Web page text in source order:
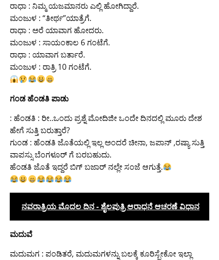
ರಾಧಾ : ನಿಮ್ಮ ಯಜಮಾನರು ಎಲ್ಲಿ ಹೋಗಿದ್ದಾರೆ.
ಮಂಜುಳ : “ತೀರ್ಥ”ಯಾತ್ರೆಗೆ.
ರಾಧಾ : ಅರೆ ಯಾವಾಗ ಹೋದರು.
ಮಂಜುಳ : ಸಾಯಂಕಾಲ 6 ಗಂಟೆಗೆ.
ರಾಧಾ : ಯಾವಾಗ ಬರ್ತಾರೆ.
ಮಂಜುಳ : ರಾತ್ರಿ 10 ಗಂಟೆಗೆ.
ಗಂಡ ಹೆಂಡತಿ ಪಾಡು
: ಹೆಂಡತಿ : ರೀ..ಒಂದು ಪ್ರಶ್ನೆ ಮೋದಿಜೀ ಒಂದೇ ದಿನದಲ್ಲಿ ಮೂರು ದೇಶ
ಹೇಗೆ ಸುತ್ತಿ ಬರುತ್ತಾರೆ?
ಗುಂಡ : ಹೆಂಡತಿ ಜೊತೆಯಲ್ಲಿ ಇಲ್ಲ ಅಂದರೆ ಚೀನಾ, ಜಪಾನ್ ,ರಷ್ಯಾ ಸುತ್ತಿ
ವಾಪಸ್ಸು ಬೆಂಗಳೂರ್ ಗೆ ಬರಬಹುದು.
ಹೆಂಡತಿ ಜೊತೆ ಇದ್ದರೆ ಬಿಗ್ ಬಜಾರ್ ನಲ್ಲೇ ಸಂಜೆ ಆಗುತ್ತೆ.
ನವರಾತ್ರಿಯ ಮೊದಲ ದಿನ - ಶೈಲಪುತ್ರಿ ಆರಾಧನೆ ಆಚರಣೆ ವಿಧಾನ
ಮದುವೆ
ಮದುಮಗ : ಪಂಡಿತರೆ, ಮದುಮಗಳನ್ನು ಬಲಕ್ಕೆ ಕೂರಿಸ್ಬೇಕೋ ಇಲ್ಲಾ